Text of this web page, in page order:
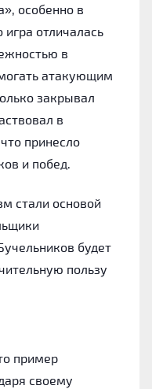
особенно в
отличалась
в
атакующим
закрывал
в
принесло
и побед.
стали основой
будет
пользу
пример
своему